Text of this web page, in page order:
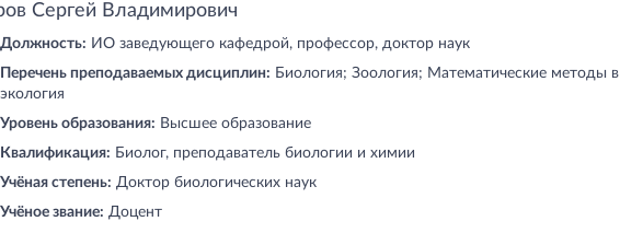
Сергей Владимирович
Должность: ИО заведующего кафедрой, профессор, доктор наук
Перечень преподаваемых дисциплин: Биология; Зоология; Математические методы
экология
Уровень образования: Высшее образование
Квалификация: Биолог, преподаватель биологии и химии
Учёная степень: Доктор биологических наук
Учёное звание: Доцент